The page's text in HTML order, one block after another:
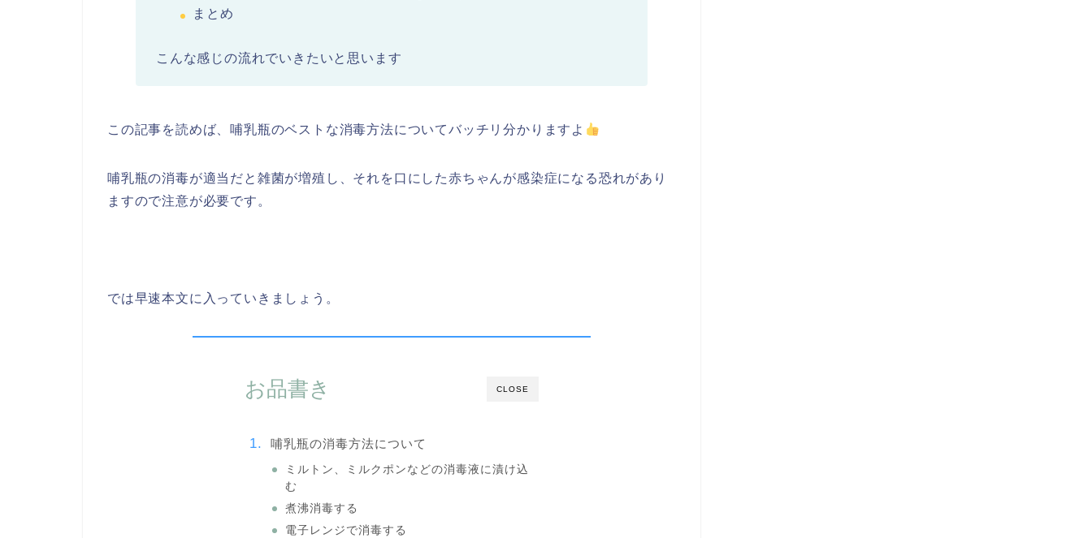
まとめ
こんな感じの流れでいきたいと思います
この記事を読めば、哺乳瓶のベストな消毒方法についてバッチリ分かりますよ
哺乳瓶の消毒が適当だと雑菌が増殖し、それを口にした赤ちゃんが感染症になる恐れがあり
ますので注意が必要です。
では早速本文に入っていきましょう。
CLOSE
お品書き
哺乳瓶の消毒方法について
ミルトン、ミルクポンなどの消毒液に漬け込
む
煮沸消毒する
電子レンジで消毒する